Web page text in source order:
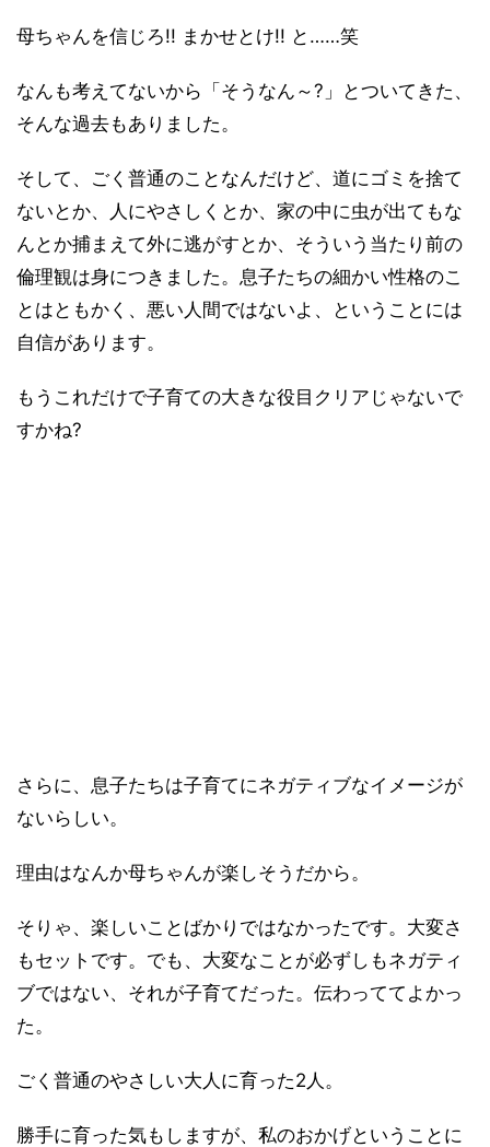
母ちゃんを信じろ!! まかせとけ!! と……笑
なんも考えてないから「そうなん～?」とついてきた、
そんな過去もありました。
そして、ごく普通のことなんだけど、道にゴミを捨て
ないとか、人にやさしくとか、家の中に虫が出てもな
んとか捕まえて外に逃がすとか、そういう当たり前の
倫理観は身につきました。息子たちの細かい性格のこ
とはともかく、悪い人間ではないよ、ということには
自信があります。
もうこれだけで子育ての大きな役目クリアじゃないで
すかね?
さらに、息子たちは子育てにネガティブなイメージが
ないらしい。
理由はなんか母ちゃんが楽しそうだから。
そりゃ、楽しいことばかりではなかったです。大変さ
もセットです。でも、大変なことが必ずしもネガティ
ブではない、それが子育てだった。伝わっててよかっ
た。
ごく普通のやさしい大人に育った2人。
勝手に育った気もしますが、私のおかげということに